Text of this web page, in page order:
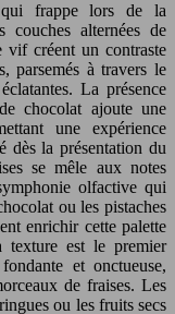
qui frappe lors de la
couches alternées de
vif créent un contraste
parsemés à travers le
La présence
chocolat ajoute une
une expérience
dès la présentation du
se mêle aux notes
olfactive qui
ou les pistaches
enrichir cette palette
texture est le premier
et onctueuse,
de fraises. Les
ou les fruits secs